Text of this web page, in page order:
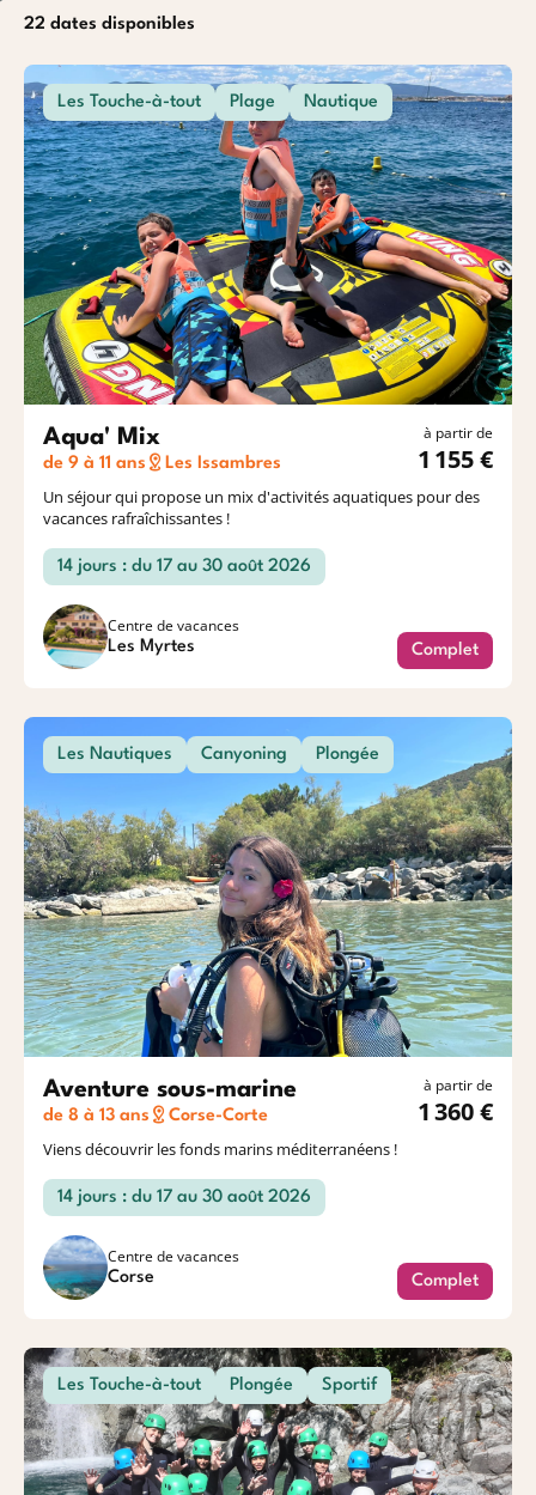
Baroudeurs
22 dates disponibles
Les Touche-à-tout Plage Nautique
Aqua' Mix
de 9 à 11 ans Les Issambres
à partir de
1 155 €
Un séjour qui propose un mix d'activités aquatiques pour des
vacances rafraîchissantes !
14 jours : du 17 au 30 août 2026
Centre de vacances
Les Myrtes Complet
Les Nautiques Canyoning Plongée
Aventure sous-marine
de 8 à 13 ans Corse-Corte
à partir de
1 360 €
Viens découvrir les fonds marins méditerranéens !
14 jours : du 17 au 30 août 2026
Centre de vacances
Corse Complet
Les Touche-à-tout Plongée Sportif